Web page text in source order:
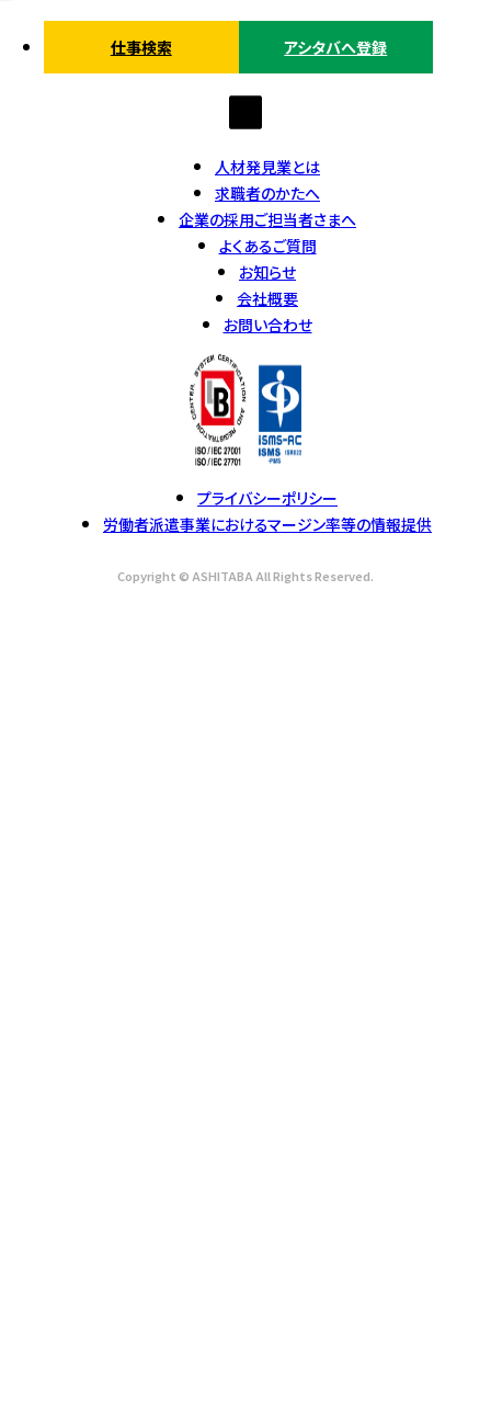
仕事検索 アシタバへ登録
人材発見業とは
求職者のかたへ
企業の採用ご担当者さまへ
よくあるご質問
お知らせ
会社概要
お問い合わせ
プライバシーポリシー
労働者派遣事業におけるマージン率等の情報提供
Copyright © ASHITABA All Rights Reserved.